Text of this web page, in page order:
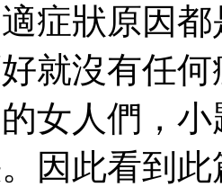
症狀原因
就沒有任
女人們，
因此看到